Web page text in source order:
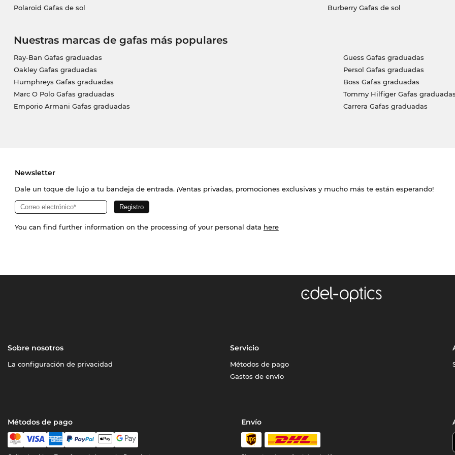
Polaroid Gafas de sol Burberry Gafas de sol
Nuestras marcas de gafas más populares
Ray-Ban Gafas graduadas
Oakley Gafas graduadas
Humphreys Gafas graduadas
Marc O Polo Gafas graduadas
Emporio Armani Gafas graduadas
Guess Gafas graduadas
Persol Gafas graduadas
Boss Gafas graduadas
Tommy Hilfiger Gafas
Carrera Gafas graduadas
Newsletter
Dale un toque de lujo a tu bandeja de entrada. ¡Ventas privadas, promociones exclusivas y mucho más te están esperando!
You can find further information on the processing of your personal data here
Sobre nosotros
La configuración de privacidad
Servicio
Métodos de pago
Gastos de envío
Métodos de pago Envío